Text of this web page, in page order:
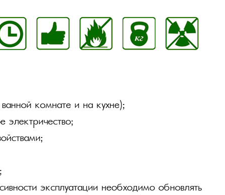
комнате и на кухне);
электричество;
эксплуатации необходимо обновлять